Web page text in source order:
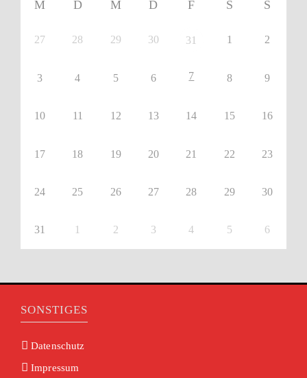
M D M D F S S
27 28 29 30 31 1 2
3 4 5 6 7 8 9
10 11 12 13 14 15 16
17 18 19 20 21 22 23
24 25 26 27 28 29 30
31 1 2 3 4 5 6
SONSTIGES
Datenschutz
Impressum